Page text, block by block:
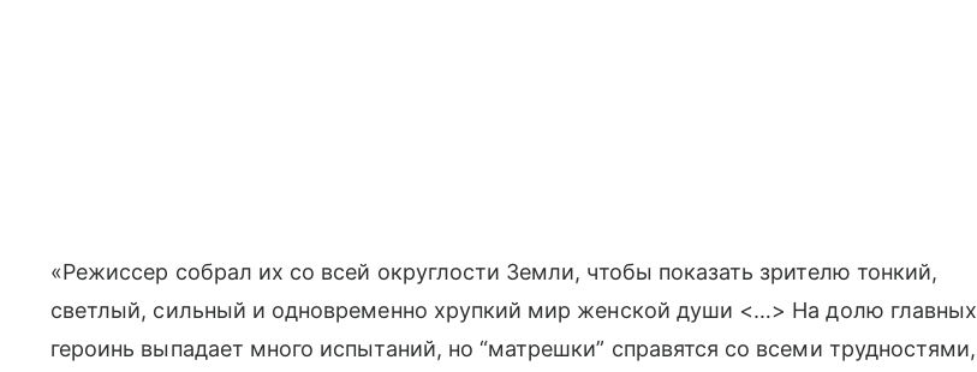
«Режиссер собрал их со всей округлости Земли, чтобы показать зрителю тонкий,
светлый, сильный и одновременно хрупкий мир женской души <…> На долю главных
героинь выпадает много испытаний, но “матрешки” справятся со всеми трудностями,